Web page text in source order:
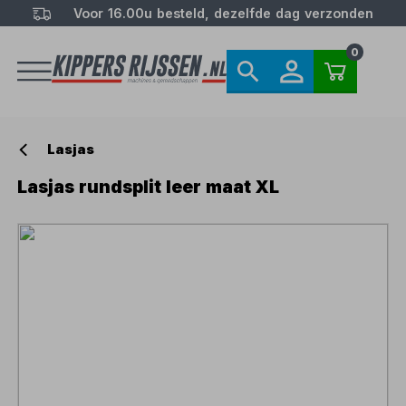
Voor 16.00u besteld, dezelfde dag verzonden
0
Lasjas
Lasjas rundsplit leer maat XL